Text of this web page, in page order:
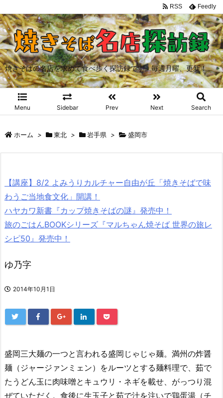
焼きそばの名店を求めて食べ歩く探訪録です。毎週月曜、更新！
Menu Sidebar Prev Next Search
RSS Feedly
ホーム > 東北 > 岩手県 > 盛岡市
【講座】8/2 よみうりカルチャー自由が丘「焼きそばで味
わうご当地食文化」開講！
ハヤカワ新書『カップ焼きそばの謎』発売中！
旅のごはんBOOKシリーズ『マルちゃん焼そば 世界の旅レ
シピ50』発売中！
ゆ乃字
2014年10月1日
盛岡三大麺の一つと言われる盛岡じゃじゃ麺。満州の炸醤
麺（ジャージァンミェン）をルーツとする麺料理で、茹で
たうどん玉に肉味噌とキュウリ・ネギを載せ、がっつり混
ぜていただく。食後に生玉子と茹で汁を注いで鶏蛋湯（チ